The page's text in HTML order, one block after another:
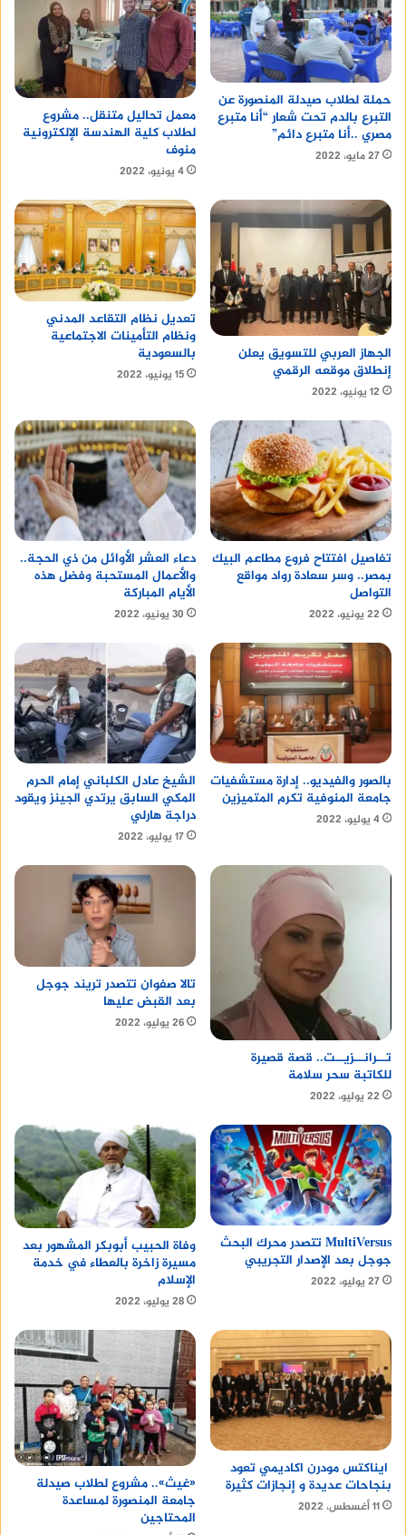
حملة لطلاب صيدلة المنصورة عن
التبرع بالدم تحت شعار “أنا متبرع
مصري ..أنا متبرع دائم”
27 مايو، 2022
معمل تحاليل متنقل.. مشروع
لطلاب كلية الهندسة الإلكترونية
منوف
4 يونيو، 2022
الجهاز العربي للتسويق يعلن
إنطلاق موقعه الرقمي
12 يونيو، 2022
تعديل نظام التقاعد المدني
ونظام التأمينات الاجتماعية
بالسعودية
15 يونيو، 2022
تفاصيل افتتاح فروع مطاعم البيك
بمصر.. وسر سعادة رواد مواقع
التواصل
22 يونيو، 2022
دعاء العشر الأوائل من ذي الحجة..
والأعمال المستحبة وفضل هذه
الأيام المباركة
30 يونيو، 2022
بالصور والفيديو.. إدارة مستشفيات
جامعة المنوفية تكرم المتميزين
4 يوليو، 2022
الشيخ عادل الكلباني إمام الحرم
المكي السابق يرتدي الجينز ويقود
دراجة هارلي
17 يوليو، 2022
تــرانــزيــت.. قصة قصيرة
للكاتبة سحر سلامة
22 يوليو، 2022
تالا صفوان تتصدر تريند جوجل
بعد القبض عليها
26 يوليو، 2022
MultiVersus تتصدر محرك البحث
جوجل بعد الإصدار التجريبي
27 يوليو، 2022
وفاة الحبيب أبوبكر المشهور بعد
مسيرة زاخرة بالعطاء في خدمة
الإسلام
28 يوليو، 2022
ايناكتس مودرن اكاديمي تعود
بنجاحات عديدة و إنجازات كثيرة
11 أغسطس، 2022
«غيث».. مشروع لطلاب صيدلة
جامعة المنصورة لمساعدة
المحتاجين